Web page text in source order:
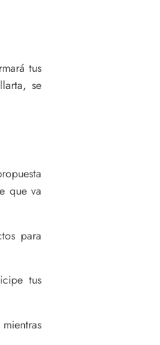
tus
se
que va
para
tus